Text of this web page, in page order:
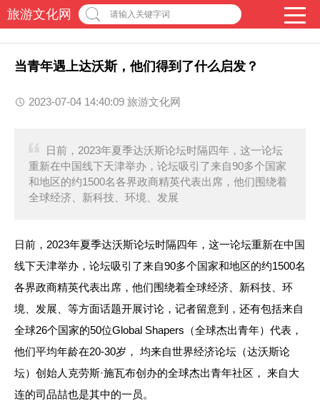
旅游文化网 请输入关键字词
当青年遇上达沃斯，他们得到了什么启发？
2023-07-04 14:40:09 旅游文化网
日前，2023年夏季达沃斯论坛时隔四年，这一论坛
重新在中国线下天津举办，论坛吸引了来自90多个国家
和地区的约1500名各界政商精英代表出席，他们围绕着
全球经济、新科技、环境、发展
日前，2023年夏季达沃斯论坛时隔四年，这一论坛重新在中国
线下天津举办，论坛吸引了来自90多个国家和地区的约1500名
各界政商精英代表出席，他们围绕着全球经济、新科技、环
境、发展、等方面话题开展讨论，记者留意到，还有包括来自
全球26个国家的50位Global Shapers（全球杰出青年）代表，
他们平均年龄在20-30岁， 均来自世界经济论坛（达沃斯论
坛）创始人克劳斯·施瓦布创办的全球杰出青年社区， 来自大
连的司品喆也是其中的一员。